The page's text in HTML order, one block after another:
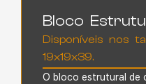
Bloco
Disponíveis nos
19x19x39.
O bloco estrutural de